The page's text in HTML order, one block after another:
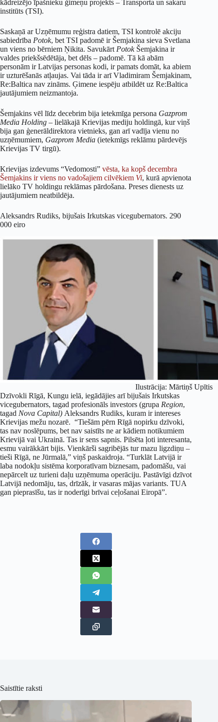
kādreizējo īpašnieku ģimeņu projekts – Transporta un sakaru
institūts (TSI).
Saskaņā ar Uzņēmumu reģistra datiem, TSI kontrolē akciju
sabiedrība Potok, bet TSI padomē ir Šemjakina sieva Svetlana
un viens no bērniem Ņikita. Savukārt PotokŠemjakina ir
valdes priekšsēdētāja, bet dēls – padomē. Tā kā abām
personām ir Latvijas personas kodi, ir pamats domāt, ka abiem
ir uzturēšanās atļaujas. Vai tāda ir arī Vladimiram Šemjakinam,
Re:Baltica nav zināms. Ģimene iespēju atbildēt uz Re:Baltica
jautājumiem neizmantoja.
Šemjakins vēl līdz decebrim bija ietekmīga persona Gazprom
Media Holding – lielākajā Krievijas mediju holdingā, kur viņš
bija gan ģenerāldirektora vietnieks, gan arī vadīja vienu no
uzņēmumiem, Gazprom Media (ietekmīgs reklāmu pārdevējs
Krievijas TV tirgū).
Krievijas izdevums “Vedomosti” vēsta, ka kopš decembra
Šemjakins ir viens no vadošajiem cilvēkiem Vi, kurā apvienota
lielāko TV holdingu reklāmas pārdošana. Preses dienests uz
jautājumiem neatbildēja.
Aleksandrs Rudiks, bijušais Irkutskas vicegubernators. 290
000 eiro
Ilustrācija: Mārtiņš Upītis
Dzīvokli Rīgā, Kungu ielā, iegādājies arī bijušais Irkutskas
vicegubernators, tagad profesionāls investors (grupa Region,
tagad Nova Capital) Aleksandrs Rudiks, kuram ir intereses
Krievijas mežu nozarē. “Tiešām pērn Rīgā nopirku dzīvoki,
tas nav noslēpums, bet nav saistīts ne ar kādiem notikumiem
Krievijā vai Ukrainā. Tas ir sens sapnis. Pilsēta ļoti interesanta,
esmu vairākkārt bijis. Vienkārši sagribējās tur mazu ligzdiņu –
tieši Rīgā, ne Jūrmalā,” viņš paskaidroja. “Turklāt Latvijā ir
laba nodokļu sistēma korporatīvam biznesam, padomāšu, vai
nepārcelt uz turieni daļu uzņēmuma operāciju. Pastāvīgi dzīvot
Latvijā nedomāju, tas, drīzāk, ir vasaras mājas variants. TUA
gan pieprasīšu, tas ir noderīgi brīvai ceļošanai Eiropā”.
Saistītie raksti